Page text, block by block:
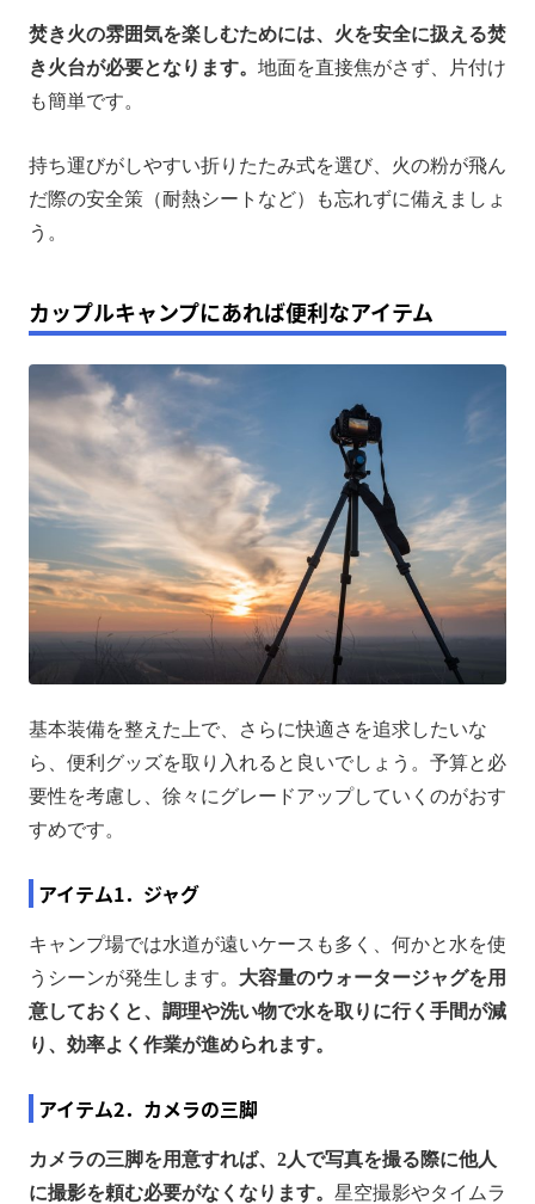
焚き火の雰囲気を楽しむためには、火を安全に扱える焚
き火台が必要となります。 地面を直接焦がさず、片付け
も簡単です。
持ち運びがしやすい折りたたみ式を選び、火の粉が飛ん
だ際の安全策（耐熱シートなど）も忘れずに備えましょ
う。
カップルキャンプにあれば便利なアイテム
基本装備を整えた上で、さらに快適さを追求したいな
ら、便利グッズを取り入れると良いでしょう。予算と必
要性を考慮し、徐々にグレードアップしていくのがおす
すめです。
アイテム1．ジャグ
キャンプ場では水道が遠いケースも多く、何かと水を使
うシーンが発生します。 大容量のウォータージャグを用
意しておくと、調理や洗い物で水を取りに行く手間が減
り、効率よく作業が進められます。
アイテム2．カメラの三脚
カメラの三脚を用意すれば、2人で写真を撮る際に他人
に撮影を頼む必要がなくなります。 星空撮影やタイムラ